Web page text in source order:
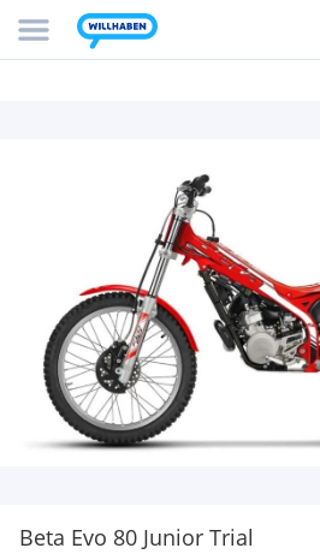
Beta Evo 80 Junior Trial